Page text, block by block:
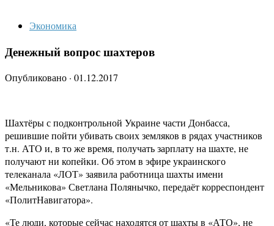
Экономика
Денежный вопрос шахтеров
Опубликовано · 01.12.2017
Шахтёры с подконтрольной Украине части Донбасса,
решившие пойти убивать своих земляков в рядах участников
т.н. АТО и, в то же время, получать зарплату на шахте, не
получают ни копейки. Об этом в эфире украинского
телеканала «ЛОТ» заявила работница шахты имени
«Мельникова» Светлана Полянычко, передаёт корреспондент
«ПолитНавигатора».
«Те люди, которые сейчас находятся от шахты в «АТО», не